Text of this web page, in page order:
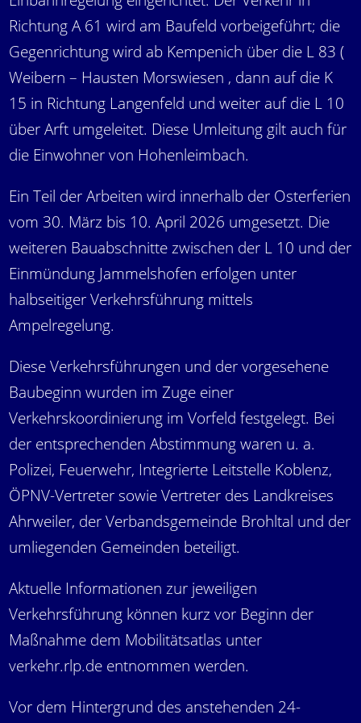
Richtung A 61 wird am Baufeld vorbeigeführt; die
Gegenrichtung wird ab Kempenich über die L 83 (
Weibern – Hausten Morswiesen , dann auf die K
15 in Richtung Langenfeld und weiter auf die L 10
über Arft umgeleitet. Diese Umleitung gilt auch für
die Einwohner von Hohenleimbach.
Ein Teil der Arbeiten wird innerhalb der Osterferien
vom 30. März bis 10. April 2026 umgesetzt. Die
weiteren Bauabschnitte zwischen der L 10 und der
Einmündung Jammelshofen erfolgen unter
halbseitiger Verkehrsführung mittels
Ampelregelung.
Diese Verkehrsführungen und der vorgesehene
Baubeginn wurden im Zuge einer
Verkehrskoordinierung im Vorfeld festgelegt. Bei
der entsprechenden Abstimmung waren u. a.
Polizei, Feuerwehr, Integrierte Leitstelle Koblenz,
ÖPNV-Vertreter sowie Vertreter des Landkreises
Ahrweiler, der Verbandsgemeinde Brohltal und der
umliegenden Gemeinden beteiligt.
Aktuelle Informationen zur jeweiligen
Verkehrsführung können kurz vor Beginn der
Maßnahme dem Mobilitätsatlas unter
verkehr.rlp.de entnommen werden.
Vor dem Hintergrund des anstehenden 24-